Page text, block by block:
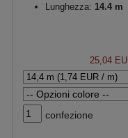
Lunghezza: 14.4 m
25,04
confezione